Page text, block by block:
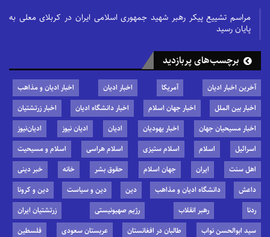
مراسم تشییع پیکر رهبر شهید جمهوری اسلامی ایران در کربلای معلی به
پایان رسید
برچسب‌های پربازدید
آخرین اخبار ادیان آمریکا اخبار ادیان
اخبار ادیان و مذاهب
اخبار بین الملل
اخبار جهان اسلام اخبار دانشگاه ادیان
اخبار زرتشتیان
اخبار مسیحیان جهان
اخبار یهودیان ادیان ادیان نیوز
ادیان‌نیوز
اسرائیل
اسلام اسلام ستیزی اسلام هراسی
اسلام و مسیحیت
اهل سنت
ایران جهان اسلام حقوق بشر خانه
خبر دینی
داعش
دانشگاه ادیان و مذاهب دین دین و سیاست
دین و کرونا
ردنا
رهبر انقلاب رژیم صهیونیستی
زرتشتیان ایران
سید ابوالحسن نواب
طالبان در افغانستان عربستان سعودی فلسطین